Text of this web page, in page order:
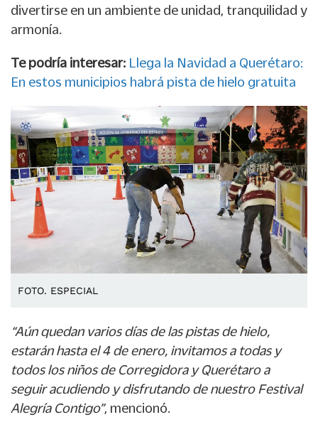
divertirse en un ambiente de unidad, tranquilidad y
armonía.
Te podría interesar: Llega la Navidad a Querétaro:
En estos municipios habrá pista de hielo gratuita
FOTO. ESPECIAL
“Aún quedan varios días de las pistas de hielo,
estarán hasta el 4 de enero, invitamos a todas y
todos los niños de Corregidora y Querétaro a
seguir acudiendo y disfrutando de nuestro Festival
Alegría Contigo”, mencionó.